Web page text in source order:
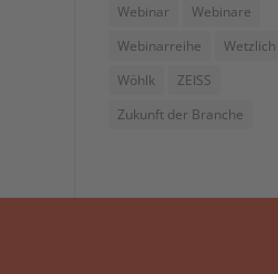
Webinar
Webinare
Webinarreihe
Wetzlich
Wöhlk
ZEISS
Zukunft der Branche